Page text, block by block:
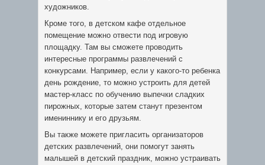
художников.
Кроме того, в детском кафе отдельное
помещение можно отвести под игровую
площадку. Там вы сможете проводить
интересные программы развлечений с
конкурсами. Например, если у какого-то ребенка
день рождение, то можно устроить для детей
мастер-класс по обучению выпечки сладких
пирожных, которые затем станут презентом
имениннику и его друзьям.
Вы также можете пригласить организаторов
детских развлечений, они помогут занять
малышей в детский праздник, можно устраивать